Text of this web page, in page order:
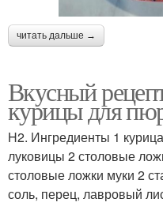
читать дальше →
Вкусный
курицы для
H2. Ингредиенты 1
луковицы 2 столовые
столовые ложки муки 2
соль, перец, лавровый